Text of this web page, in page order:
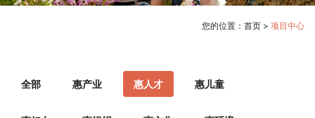
您的位置： 首页 > 项目中心
全部 惠产业 惠人才 惠儿童